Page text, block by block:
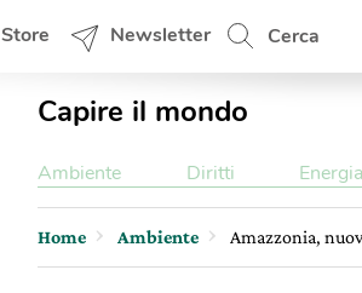
Store Newsletter Cerca
Capire il mondo
Ambiente Diritti Energia
Home Ambiente Amazzonia,